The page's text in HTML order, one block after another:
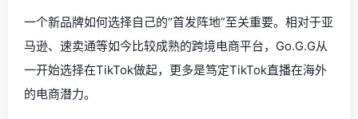
一个新品牌如何选择自己的“首发阵地”至关重要。相对于亚
马逊、速卖通等如今比较成熟的跨境电商平台，Go.G.G从
一开始选择在TikTok做起，更多是笃定TikTok直播在海外
的电商潜力。